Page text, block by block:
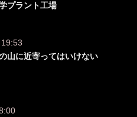
プラント工場
山に近寄ってはいけない